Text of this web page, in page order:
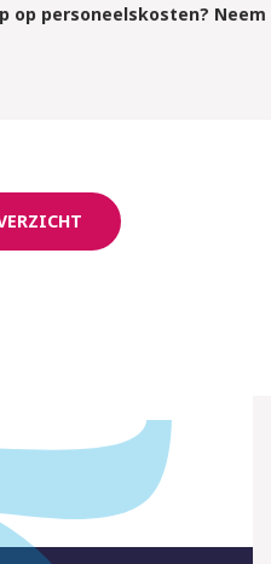
op personeelskosten? Neem